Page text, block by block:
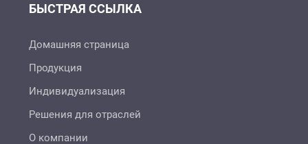
БЫСТРАЯ ССЫЛКА
Домашняя страница
Продукция
Индивидуализация
Решения для отраслей
О компании